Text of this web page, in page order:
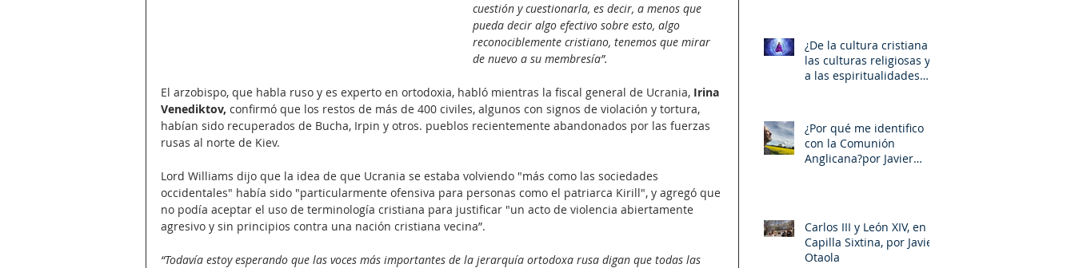
cuestión y cuestionarla, es decir, a menos que
pueda decir algo efectivo sobre esto, algo
reconociblemente cristiano, tenemos que mirar
de nuevo a su membresía”.
El arzobispo, que habla ruso y es experto en ortodoxia, habló mientras la fiscal general de Ucrania, Irina
Venediktov, confirmó que los restos de más de 400 civiles, algunos con signos de violación y tortura,
habían sido recuperados de Bucha, Irpin y otros. pueblos recientemente abandonados por las fuerzas
rusas al norte de Kiev.
Lord Williams dijo que la idea de que Ucrania se estaba volviendo "más como las sociedades
occidentales" había sido "particularmente ofensiva para personas como el patriarca Kirill", y agregó que
no podía aceptar el uso de terminología cristiana para justificar "un acto de violencia abiertamente
agresivo y sin principios contra una nación cristiana vecina”.
“Todavía estoy esperando que las voces más importantes de la jerarquía ortodoxa rusa digan que todas las
¿De la cultura cristiana a
las culturas religiosas y
a las espiritualidades
¿Por qué me identifico
con la Comunión
Anglicana?por Javier
Carlos III y León XIV, en la
Capilla Sixtina, por Javier
Otaola